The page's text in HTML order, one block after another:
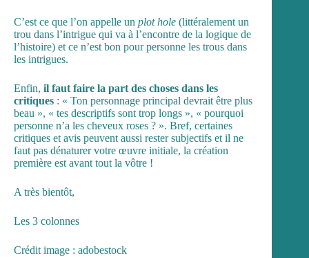
C’est ce que l’on appelle un plot hole (littéralement un
trou dans l’intrigue qui va à l’encontre de la logique de
l’histoire) et ce n’est bon pour personne les trous dans
les intrigues.
Enfin, il faut faire la part des choses dans les
critiques : « Ton personnage principal devrait être plus
beau », « tes descriptifs sont trop longs », « pourquoi
personne n’a les cheveux roses ? ». Bref, certaines
critiques et avis peuvent aussi rester subjectifs et il ne
faut pas dénaturer votre œuvre initiale, la création
première est avant tout la vôtre !
A très bientôt,
Les 3 colonnes
Crédit image : adobestock